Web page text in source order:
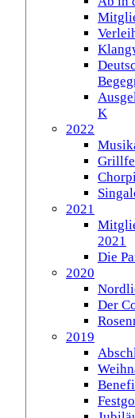
K
2022
2021
2021
Die
2020
Der
2019